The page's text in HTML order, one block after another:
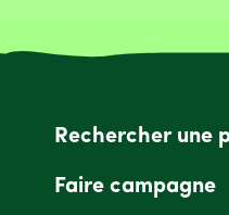
Rechercher une
Faire campagne